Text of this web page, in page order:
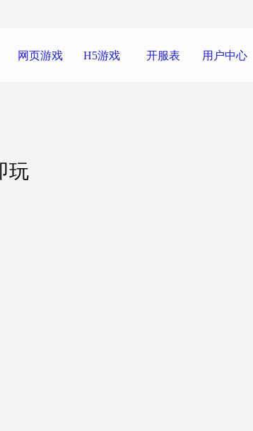
网页游戏 H5游戏 开服表 用户中心
玩